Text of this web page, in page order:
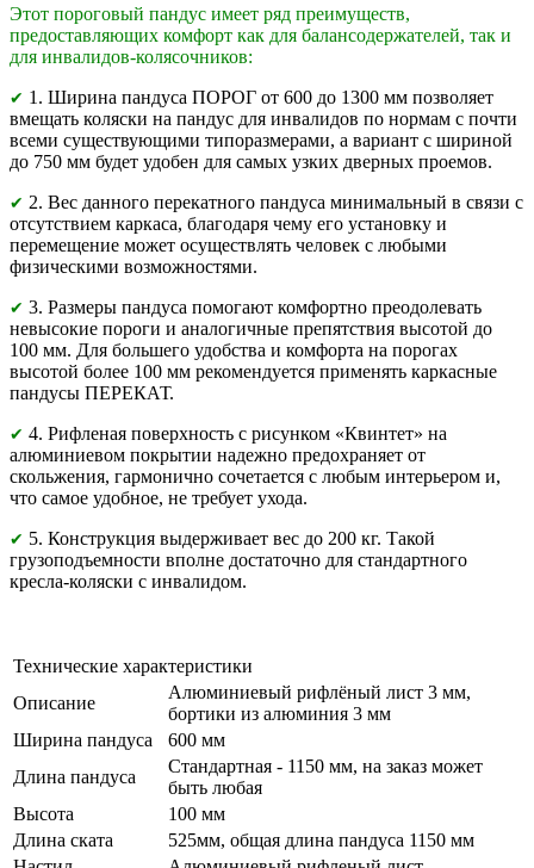
Этот пороговый пандус имеет ряд преимуществ,
предоставляющих комфорт как для балансодержателей, так и
для инвалидов-колясочников:
✔ 1. Ширина пандуса ПОРОГ от 600 до 1300 мм позволяет
вмещать коляски на пандус для инвалидов по нормам с почти
всеми существующими типоразмерами, а вариант с шириной
до 750 мм будет удобен для самых узких дверных проемов.
✔ 2. Вес данного перекатного пандуса минимальный в связи с
отсутствием каркаса, благодаря чему его установку и
перемещение может осуществлять человек с любыми
физическими возможностями.
✔ 3. Размеры пандуса помогают комфортно преодолевать
невысокие пороги и аналогичные препятствия высотой до
100 мм. Для большего удобства и комфорта на порогах
высотой более 100 мм рекомендуется применять каркасные
пандусы ПЕРЕКАТ.
✔ 4. Рифленая поверхность с рисунком «Квинтет» на
алюминиевом покрытии надежно предохраняет от
скольжения, гармонично сочетается с любым интерьером и,
что самое удобное, не требует ухода.
✔ 5. Конструкция выдерживает вес до 200 кг. Такой
грузоподъемности вполне достаточно для стандартного
кресла-коляски с инвалидом.
Технические характеристики
Описание
Алюминиевый рифлёный лист 3 мм,
бортики из алюминия 3 мм
Ширина пандуса
600 мм
Длина пандуса
Стандартная - 1150 мм, на заказ может
быть любая
Высота
100 мм
Длина ската
525мм, общая длина пандуса 1150 мм